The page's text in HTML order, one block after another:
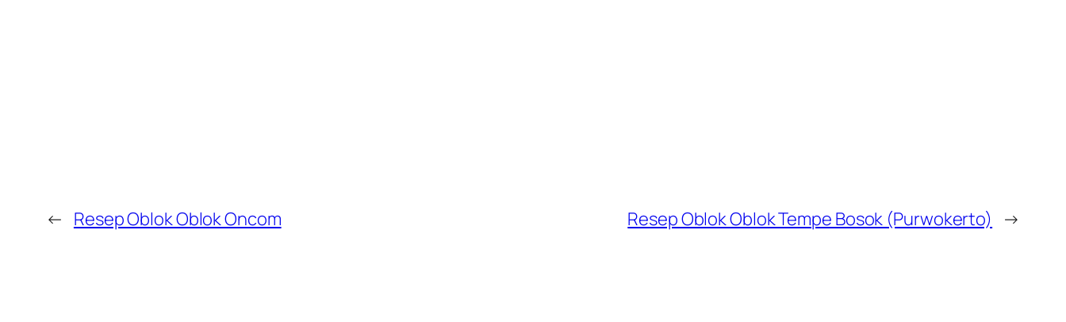
← Resep Oblok Oblok Oncom Resep Oblok Oblok Tempe Bosok (Purwokerto) →